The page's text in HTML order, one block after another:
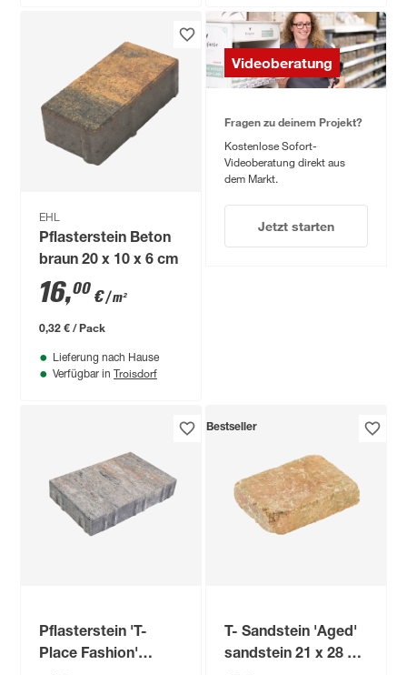
EHL
Pflasterstein Beton
braun 20 x 10 x 6 cm
16,00 €/ m²
0,32 € / Pack
Lieferung nach Hause
Verfügbar in Troisdorf
Videoberatung
Fragen zu deinem Projekt?
Kostenlose Sofort-
Videoberatung direkt aus
dem Markt.
Jetzt starten
Pflasterstein 'T-
Place Fashion'
Bestseller
T- Sandstein 'Aged'
sandstein 21 x 28 x 7